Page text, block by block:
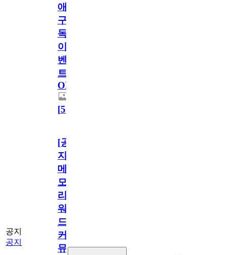
애
구
독
이
벤
트
OPEN!
[5]
공지
공지
[공
지]
메
모
리
워
드
커
뮤